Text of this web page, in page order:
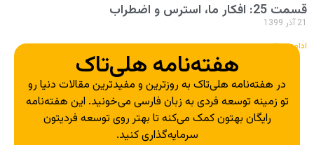
قسمت 25: افکار ما، استرس و اضطراب
21 آذر 1399
ادامه مطلب »
هفته‌نامه هلی‌تاک
در هفته‌نامه هلی‌تاک به روزترین و مفیدترین مقالات دنیا رو
تو زمینه توسعه فردی به زبان فارسی می‌خونید. این هفته‌نامه
رایگان بهتون کمک می‌کنه تا بهتر روی توسعه فردیتون
سرمایه‌گذاری کنید.